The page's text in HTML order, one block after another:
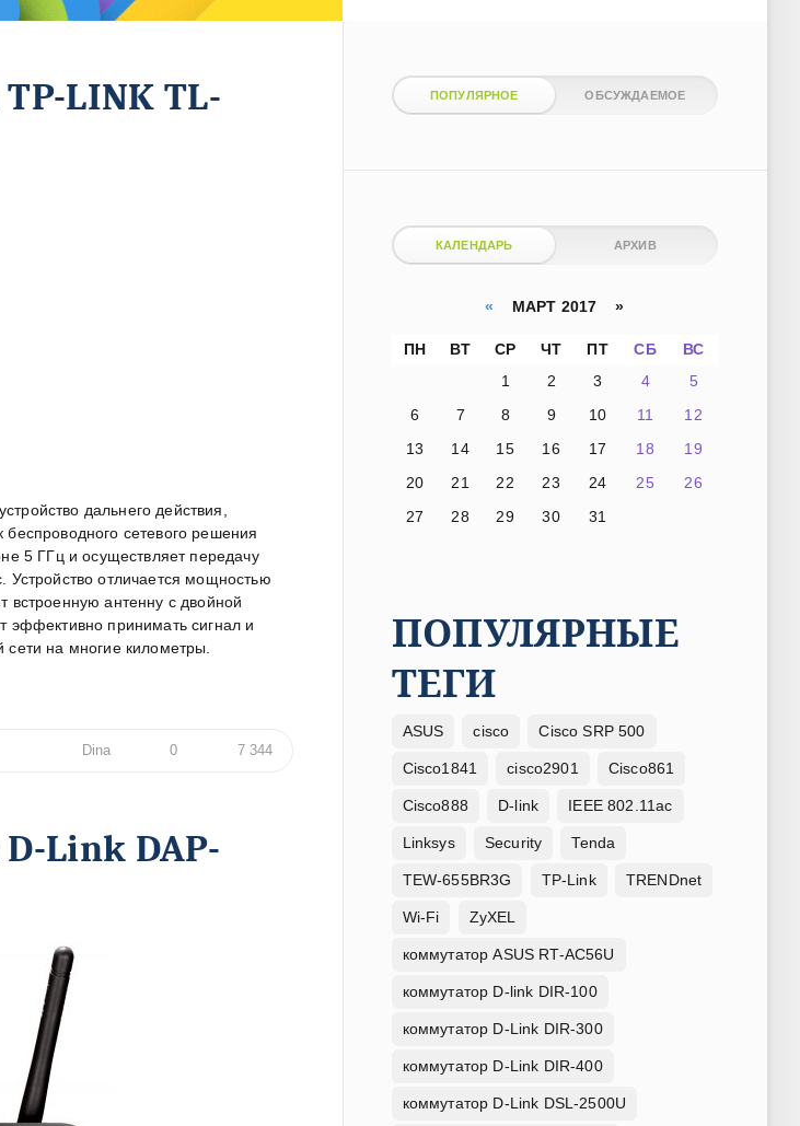
LINK TL-
дальнего действия,
сетевого решения
5 ГГц и осуществляет передачу
отличается мощностью
встроенную антенну с двойной
эффективно принимать сигнал и
сети на многие километры.
Dina 0 7 344
Link DAP-
ПОПУЛЯРНОЕ ОБСУЖДАЕМОЕ
КАЛЕНДАРЬ АРХИВ
« МАРТ 2017 »
ПН ВТ СР ЧТ ПТ СБ
ВС
1
2 3 4
5
6
7 8 9 10 11
12
13
14 15 16 17 18
19
20
21 22 23 24 25
26
27
28 29 30 31
ПОПУЛЯРНЫЕ
ТЕГИ
ASUS cisco Cisco SRP 500
Cisco1841 cisco2901 Cisco861
Cisco888 D-link IEEE 802.11ac
Linksys Security Tenda
TEW-655BR3G TP-Link TRENDnet
Wi-Fi ZyXEL
коммутатор ASUS RT-AC56U
коммутатор D-link DIR-100
коммутатор D-Link DIR-300
коммутатор D-Link DIR-400
коммутатор D-Link DSL-2500U